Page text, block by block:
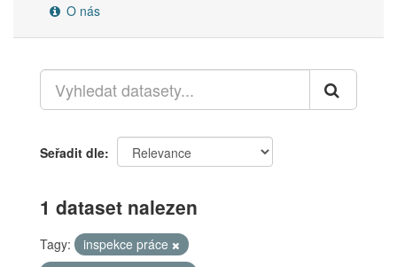
O nás
Seřadit dle
1 dataset nalezen
Tagy:
inspekce práce